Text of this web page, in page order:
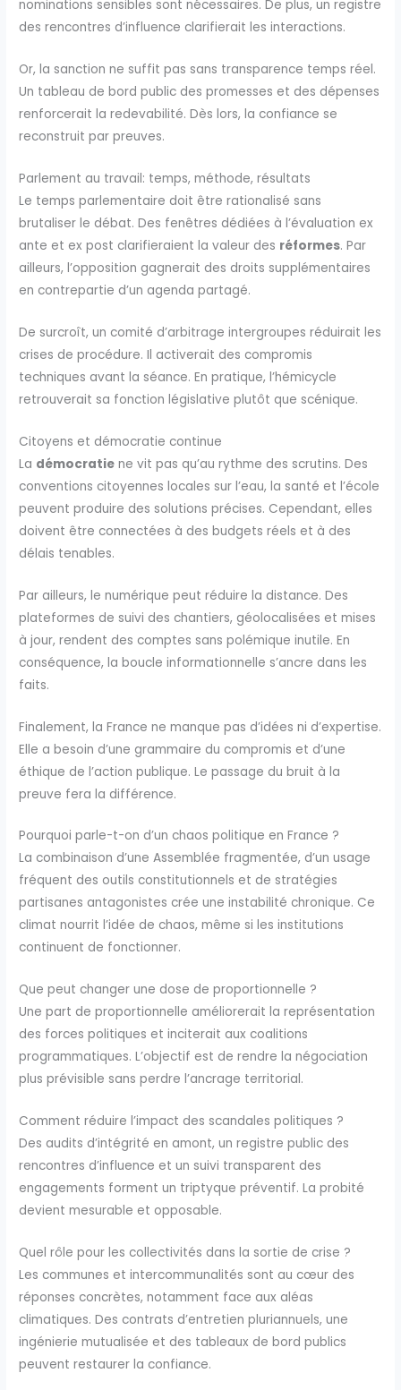
nominations sensibles sont nécessaires. De plus, un registre
des rencontres d’influence clarifierait les interactions.
Or, la sanction ne suffit pas sans transparence temps réel.
Un tableau de bord public des promesses et des dépenses
renforcerait la redevabilité. Dès lors, la confiance se
reconstruit par preuves.
Parlement au travail: temps, méthode, résultats
Le temps parlementaire doit être rationalisé sans
brutaliser le débat. Des fenêtres dédiées à l’évaluation ex
ante et ex post clarifieraient la valeur des réformes. Par
ailleurs, l’opposition gagnerait des droits supplémentaires
en contrepartie d’un agenda partagé.
De surcroît, un comité d’arbitrage intergroupes réduirait les
crises de procédure. Il activerait des compromis
techniques avant la séance. En pratique, l’hémicycle
retrouverait sa fonction législative plutôt que scénique.
Citoyens et démocratie continue
La démocratie ne vit pas qu’au rythme des scrutins. Des
conventions citoyennes locales sur l’eau, la santé et l’école
peuvent produire des solutions précises. Cependant, elles
doivent être connectées à des budgets réels et à des
délais tenables.
Par ailleurs, le numérique peut réduire la distance. Des
plateformes de suivi des chantiers, géolocalisées et mises
à jour, rendent des comptes sans polémique inutile. En
conséquence, la boucle informationnelle s’ancre dans les
faits.
Finalement, la France ne manque pas d’idées ni d’expertise.
Elle a besoin d’une grammaire du compromis et d’une
éthique de l’action publique. Le passage du bruit à la
preuve fera la différence.
Pourquoi parle-t-on d’un chaos politique en France ?
La combinaison d’une Assemblée fragmentée, d’un usage
fréquent des outils constitutionnels et de stratégies
partisanes antagonistes crée une instabilité chronique. Ce
climat nourrit l’idée de chaos, même si les institutions
continuent de fonctionner.
Que peut changer une dose de proportionnelle ?
Une part de proportionnelle améliorerait la représentation
des forces politiques et inciterait aux coalitions
programmatiques. L’objectif est de rendre la négociation
plus prévisible sans perdre l’ancrage territorial.
Comment réduire l’impact des scandales politiques ?
Des audits d’intégrité en amont, un registre public des
rencontres d’influence et un suivi transparent des
engagements forment un triptyque préventif. La probité
devient mesurable et opposable.
Quel rôle pour les collectivités dans la sortie de crise ?
Les communes et intercommunalités sont au cœur des
réponses concrètes, notamment face aux aléas
climatiques. Des contrats d’entretien pluriannuels, une
ingénierie mutualisée et des tableaux de bord publics
peuvent restaurer la confiance.